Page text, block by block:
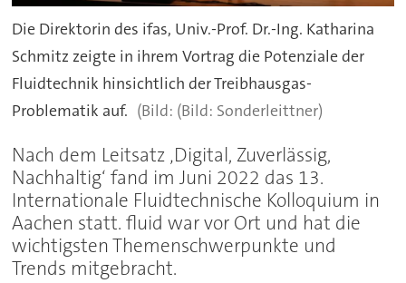
Die Direktorin des ifas, Univ.-Prof. Dr.-Ing. Katharina
Schmitz zeigte in ihrem Vortrag die Potenziale der
Fluidtechnik hinsichtlich der Treibhausgas-
Problematik auf.
(Bild: Sonderleittner)
Nach dem Leitsatz ‚Digital, Zuverlässig,
Nachhaltig‘ fand im Juni 2022 das 13.
Internationale Fluidtechnische Kolloquium in
Aachen statt. fluid war vor Ort und hat die
wichtigsten Themenschwerpunkte und
Trends mitgebracht.